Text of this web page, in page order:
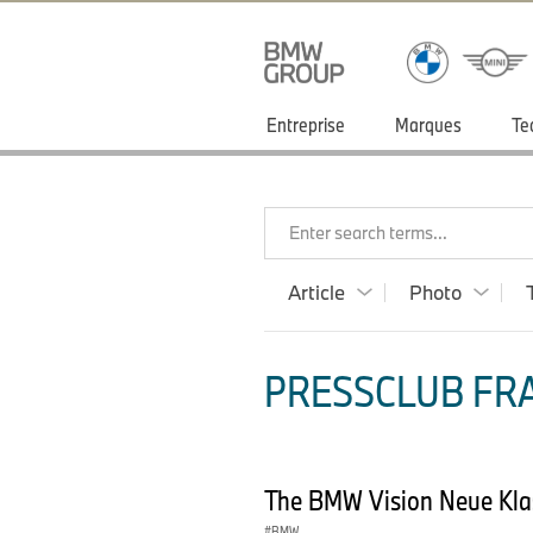
Entreprise Marques
Enter search terms...
Article Photo
PRESSCLUB
The BMW Vision Neue